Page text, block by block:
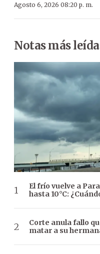
Agosto 6, 2026 08:20 p. m.
Notas más
El frío vuelve a
hasta 10°C:
Corte anula fallo
matar a su